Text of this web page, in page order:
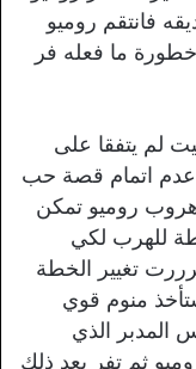
فانتقم روميو
ما فعله فر
لم يتفقا على
عدم اتمام قصة حب
هروب روميو تمكن
للهرب لكي
تغيير الخطة
منوم قوي
المدبر الذي
ثم تفر بعد ذلك